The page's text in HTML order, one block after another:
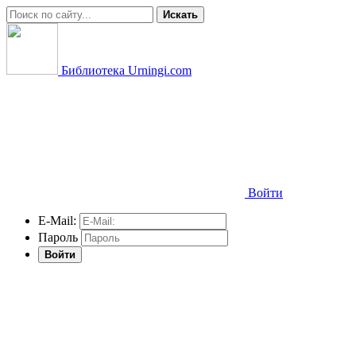
Искать
Библиотека Urningi.com
Войти
E-Mail:
Пароль
Войти